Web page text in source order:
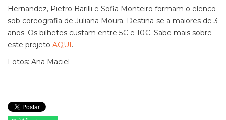
Hernandez, Pietro Barilli e Sofia Monteiro formam o elenco
sob coreografia de Juliana Moura. Destina-se a maiores de 3
anos. Os bilhetes custam entre 5€ e 10€. Sabe mais sobre
este projeto AQUI.
Fotos: Ana Maciel